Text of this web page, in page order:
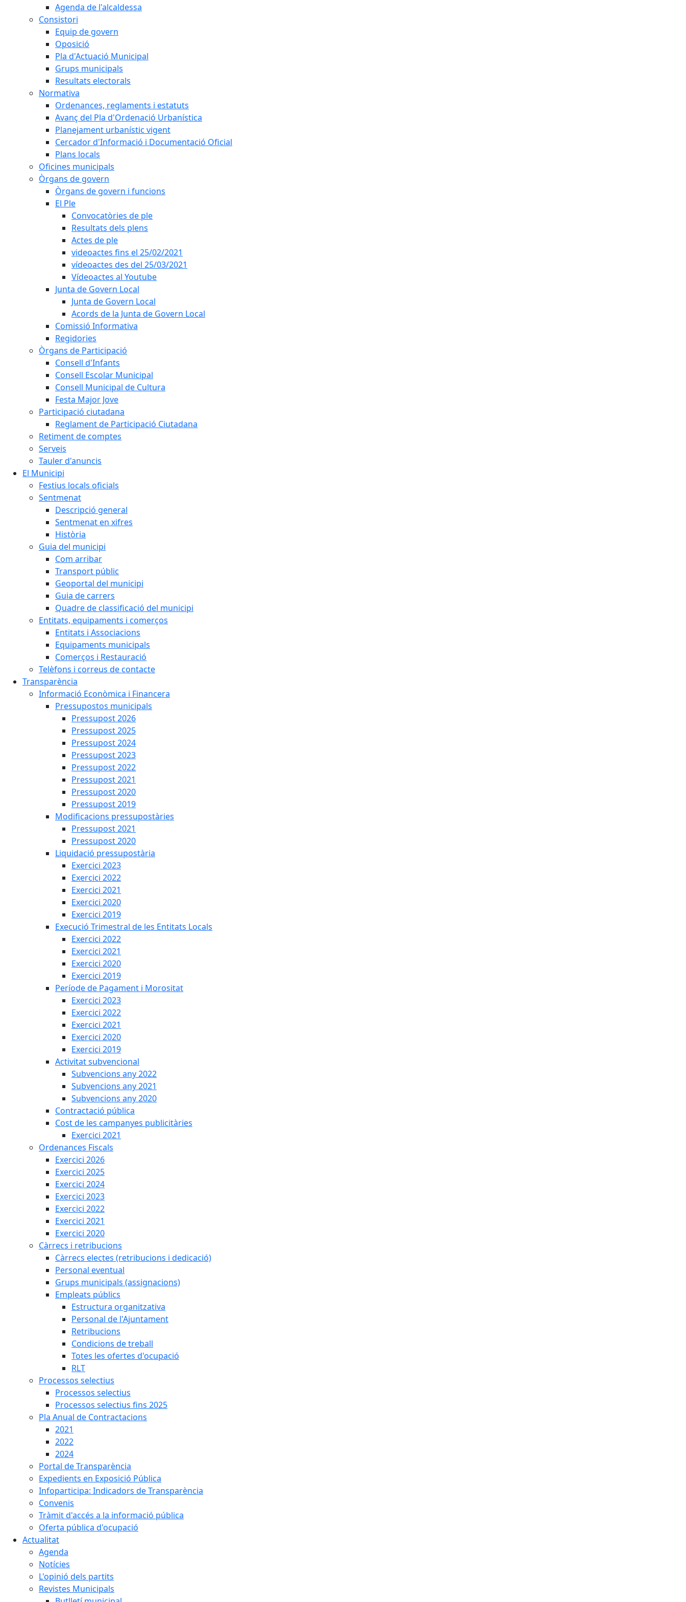
Agenda de l'alcaldessa
Consistori
Equip de govern
Oposició
Pla d'Actuació Municipal
Grups municipals
Resultats electorals
Normativa
Ordenances, reglaments i estatuts
Avanç del Pla d'Ordenació Urbanística
Planejament urbanístic vigent
Cercador d'Informació i Documentació Oficial
Plans locals
Oficines municipals
Òrgans de govern
Òrgans de govern i funcions
El Ple
Convocatòries de ple
Resultats dels plens
Actes de ple
videoactes fins el 25/02/2021
vídeoactes des del 25/03/2021
Vídeoactes al Youtube
Junta de Govern Local
Junta de Govern Local
Acords de la Junta de Govern Local
Comissió Informativa
Regidories
Òrgans de Participació
Consell d'Infants
Consell Escolar Municipal
Consell Municipal de Cultura
Festa Major Jove
Participació ciutadana
Reglament de Participació Ciutadana
Retiment de comptes
Serveis
Tauler d'anuncis
El Municipi
Festius locals oficials
Sentmenat
Descripció general
Sentmenat en xifres
Història
Guia del municipi
Com arribar
Transport públic
Geoportal del municipi
Guia de carrers
Quadre de classificació del municipi
Entitats, equipaments i comerços
Entitats i Associacions
Equipaments municipals
Comerços i Restauració
Telèfons i correus de contacte
Transparència
Informació Econòmica i Financera
Pressupostos municipals
Pressupost 2026
Pressupost 2025
Pressupost 2024
Pressupost 2023
Pressupost 2022
Pressupost 2021
Pressupost 2020
Pressupost 2019
Modificacions pressupostàries
Pressupost 2021
Pressupost 2020
Liquidació pressupostària
Exercici 2023
Exercici 2022
Exercici 2021
Exercici 2020
Exercici 2019
Execució Trimestral de les Entitats Locals
Exercici 2022
Exercici 2021
Exercici 2020
Exercici 2019
Període de Pagament i Morositat
Exercici 2023
Exercici 2022
Exercici 2021
Exercici 2020
Exercici 2019
Activitat subvencional
Subvencions any 2022
Subvencions any 2021
Subvencions any 2020
Contractació pública
Cost de les campanyes publicitàries
Exercici 2021
Ordenances Fiscals
Exercici 2026
Exercici 2025
Exercici 2024
Exercici 2023
Exercici 2022
Exercici 2021
Exercici 2020
Càrrecs i retribucions
Càrrecs electes (retribucions i dedicació)
Personal eventual
Grups municipals (assignacions)
Empleats públics
Estructura organitzativa
Personal de l'Ajuntament
Retribucions
Condicions de treball
Totes les ofertes d'ocupació
RLT
Processos selectius
Processos selectius
Processos selectius fins 2025
Pla Anual de Contractacions
2021
2022
2024
Portal de Transparència
Expedients en Exposició Pública
Infoparticipa: Indicadors de Transparència
Convenis
Tràmit d'accés a la informació pública
Oferta pública d'ocupació
Actualitat
Agenda
Notícies
L'opinió dels partits
Revistes Municipals